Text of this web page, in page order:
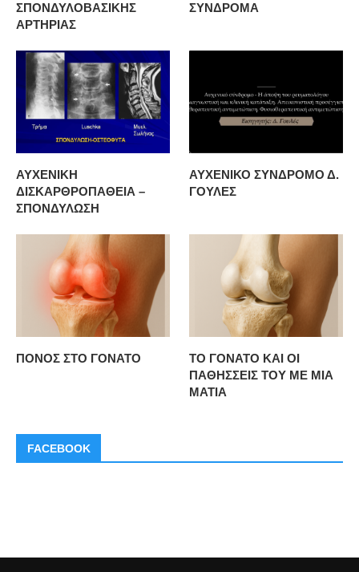
ΣΠΟΝΔΥΛΟΒΑΣΙΚΗΣ
ΑΡΤΗΡΙΑΣ
ΣΥΝΔΡΟΜΑ
ΑΥΧΕΝΙΚΗ
ΔΙΣΚΑΡΘΡΟΠΑΘΕΙΑ –
ΣΠΟΝΔΥΛΩΣΗ
ΑΥΧΕΝΙΚΟ ΣΥΝΔΡΟΜΟ Δ.
ΓΟΥΛΕΣ
ΠΟΝΟΣ ΣΤΟ ΓΟΝΑΤΟ
ΤΟ ΓΟΝΑΤΟ ΚΑΙ ΟΙ
ΠΑΘΗΣΣΕΙΣ ΤΟΥ ΜΕ ΜΙΑ
ΜΑΤΙΑ
FACEBOOK